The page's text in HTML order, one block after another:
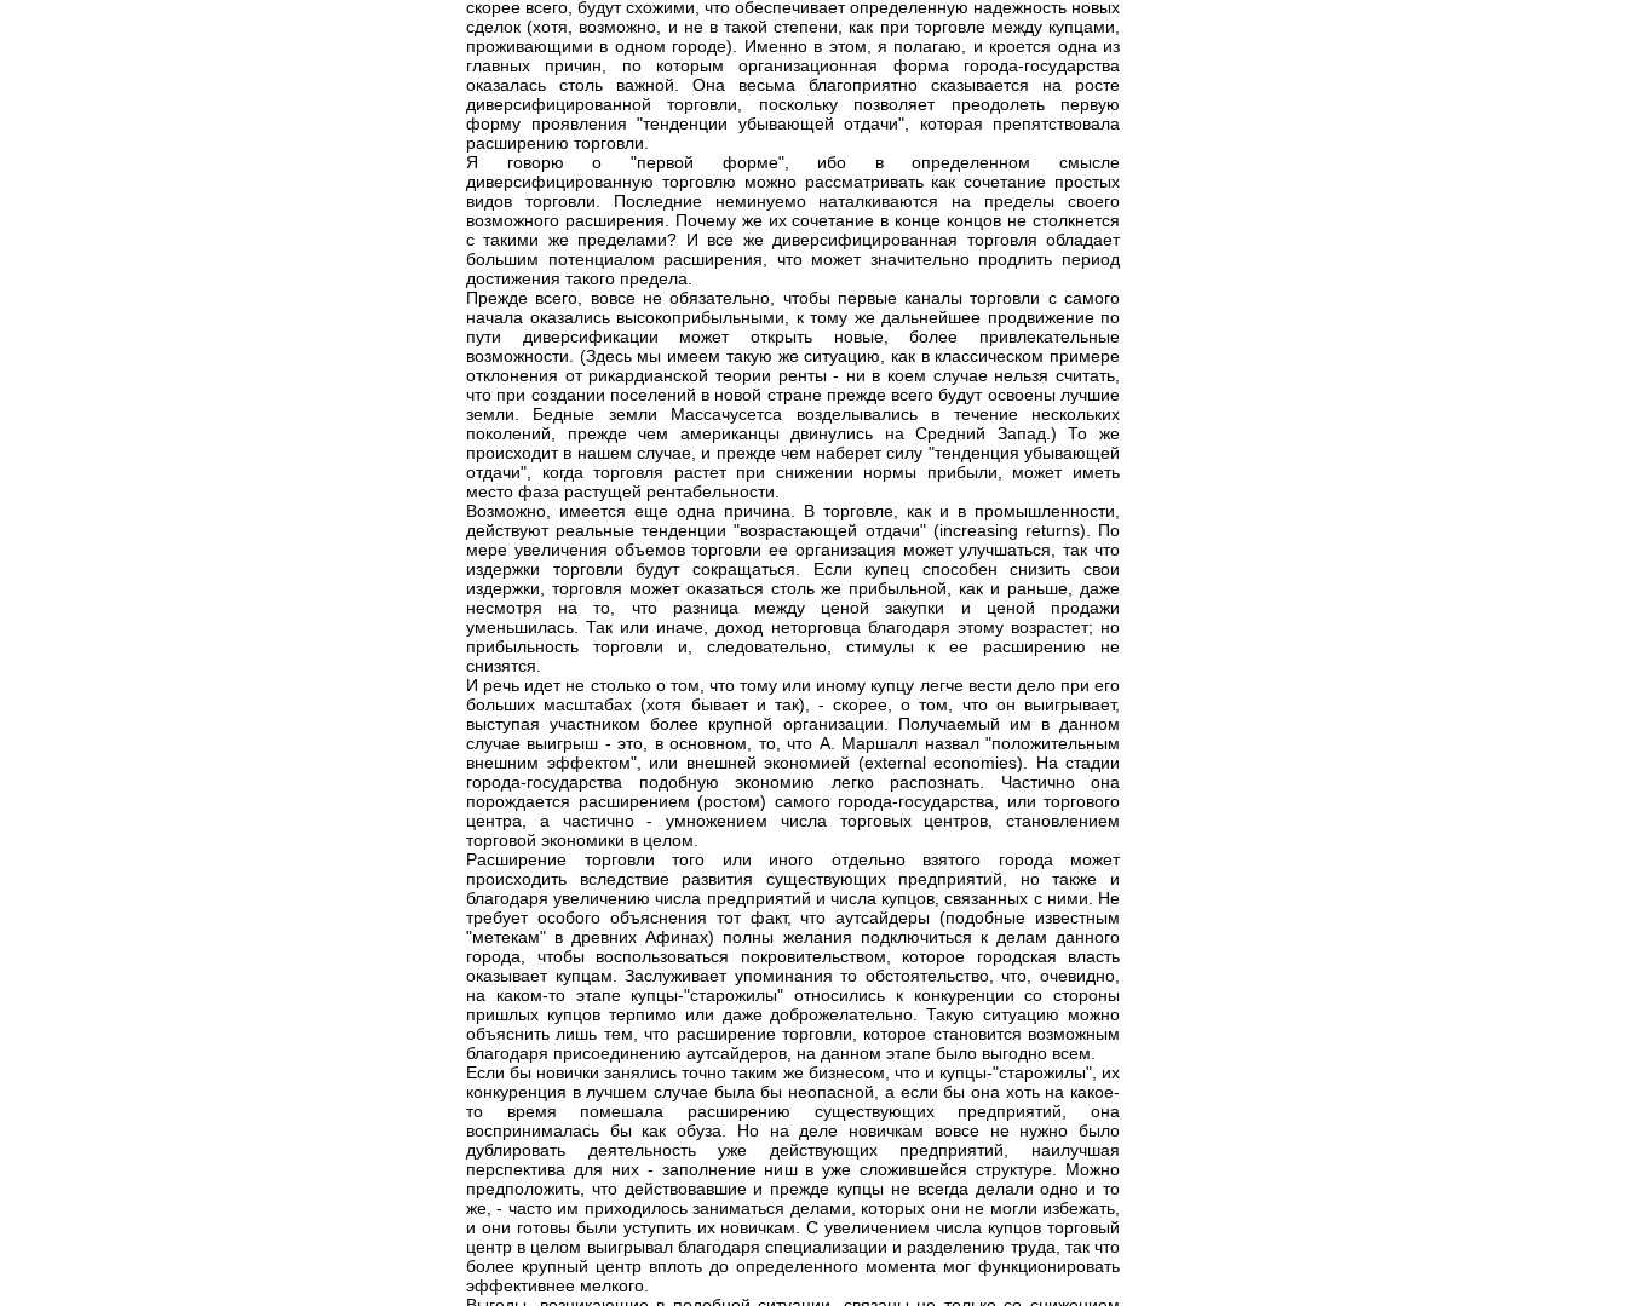
скорее всего, будут схожими, что обеспечивает определенную надежность новых
сделок (хотя, возможно, и не в такой степени, как при торговле между купцами,
проживающими в одном городе). Именно в этом, я полагаю, и кроется одна из
главных причин, по которым организационная форма города-государства
оказалась столь важной. Она весьма благоприятно сказывается на росте
диверсифицированной торговли, поскольку позволяет преодолеть первую
форму проявления "тенденции убывающей отдачи", которая препятствовала
расширению торговли.
Я говорю о "первой форме", ибо в определенном смысле
диверсифицированную торговлю можно рассматривать как сочетание простых
видов торговли. Последние неминуемо наталкиваются на пределы своего
возможного расширения. Почему же их сочетание в конце концов не столкнется
с такими же пределами? И все же диверсифицированная торговля обладает
большим потенциалом расширения, что может значительно продлить период
достижения такого предела.
Прежде всего, вовсе не обязательно, чтобы первые каналы торговли с самого
начала оказались высокоприбыльными, к тому же дальнейшее продвижение по
пути диверсификации может открыть новые, более привлекательные
возможности. (Здесь мы имеем такую же ситуацию, как в классическом примере
отклонения от рикардианской теории ренты - ни в коем случае нельзя считать,
что при создании поселений в новой стране прежде всего будут освоены лучшие
земли. Бедные земли Массачусетса возделывались в течение нескольких
поколений, прежде чем американцы двинулись на Средний Запад.) То же
происходит в нашем случае, и прежде чем наберет силу "тенденция убывающей
отдачи", когда торговля растет при снижении нормы прибыли, может иметь
место фаза растущей рентабельности.
Возможно, имеется еще одна причина. В торговле, как и в промышленности,
действуют реальные тенденции "возрастающей отдачи" (increasing returns). По
мере увеличения объемов торговли ее организация может улучшаться, так что
издержки торговли будут сокращаться. Если купец способен снизить свои
издержки, торговля может оказаться столь же прибыльной, как и раньше, даже
несмотря на то, что разница между ценой закупки и ценой продажи
уменьшилась. Так или иначе, доход неторговца благодаря этому возрастет; но
прибыльность торговли и, следовательно, стимулы к ее расширению не
снизятся.
И речь идет не столько о том, что тому или иному купцу легче вести дело при его
больших масштабах (хотя бывает и так), - скорее, о том, что он выигрывает,
выступая участником более крупной организации. Получаемый им в данном
случае выигрыш - это, в основном, то, что А. Маршалл назвал "положительным
внешним эффектом", или внешней экономией (external economies). На стадии
города-государства подобную экономию легко распознать. Частично она
порождается расширением (ростом) самого города-государства, или торгового
центра, а частично - умножением числа торговых центров, становлением
торговой экономики в целом.
Расширение торговли того или иного отдельно взятого города может
происходить вследствие развития существующих предприятий, но также и
благодаря увеличению числа предприятий и числа купцов, связанных с ними. Не
требует особого объяснения тот факт, что аутсайдеры (подобные известным
"метекам" в древних Афинах) полны желания подключиться к делам данного
города, чтобы воспользоваться покровительством, которое городская власть
оказывает купцам. Заслуживает упоминания то обстоятельство, что, очевидно,
на каком-то этапе купцы-"старожилы" относились к конкуренции со стороны
пришлых купцов терпимо или даже доброжелательно. Такую ситуацию можно
объяснить лишь тем, что расширение торговли, которое становится возможным
благодаря присоединению аутсайдеров, на данном этапе было выгодно всем.
Если бы новички занялись точно таким же бизнесом, что и купцы-"старожилы", их
конкуренция в лучшем случае была бы неопасной, а если бы она хоть на какое-
то время помешала расширению существующих предприятий, она
воспринималась бы как обуза. Но на деле новичкам вовсе не нужно было
дублировать деятельность уже действующих предприятий, наилучшая
перспектива для них - заполнение ниш в уже сложившейся структуре. Можно
предположить, что действовавшие и прежде купцы не всегда делали одно и то
же, - часто им приходилось заниматься делами, которых они не могли избежать,
и они готовы были уступить их новичкам. С увеличением числа купцов торговый
центр в целом выигрывал благодаря специализации и разделению труда, так что
более крупный центр вплоть до определенного момента мог функционировать
эффективнее мелкого.